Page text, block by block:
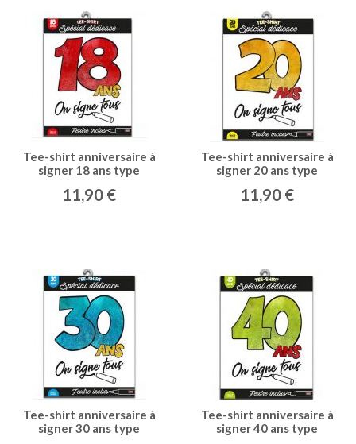
Tee-shirt anniversaire à
signer 18 ans type
11,90 €
Tee-shirt anniversaire à
signer 20 ans type
11,90 €
Tee-shirt anniversaire à
signer 30 ans type
Tee-shirt anniversaire à
signer 40 ans type